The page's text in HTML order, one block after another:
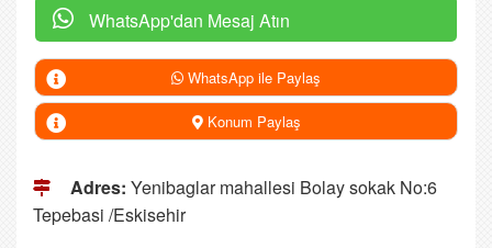
WhatsApp'dan Mesaj Atın
WhatsApp ile Paylaş
Konum Paylaş
Adres: Yenibaglar mahallesi Bolay sokak No:6
Tepebasi /Eskisehir